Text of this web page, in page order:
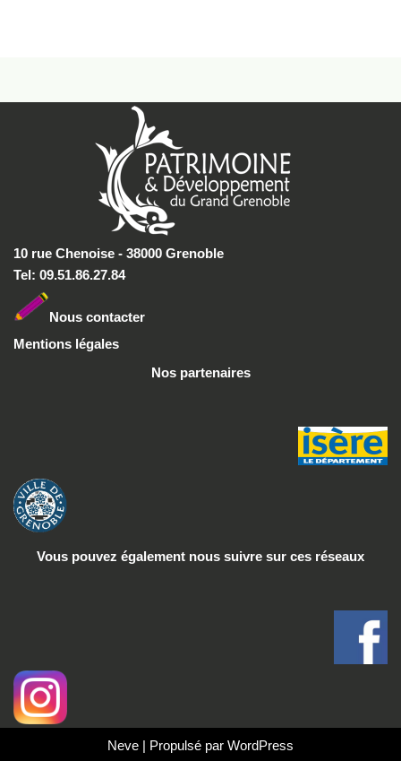
10 rue Chenoise - 38000 Grenoble
Tel: 09.51.86.27.84
Nous contacter
Mentions légales
Nos partenaires
Vous pouvez également nous suivre sur ces réseaux
Neve | Propulsé par WordPress